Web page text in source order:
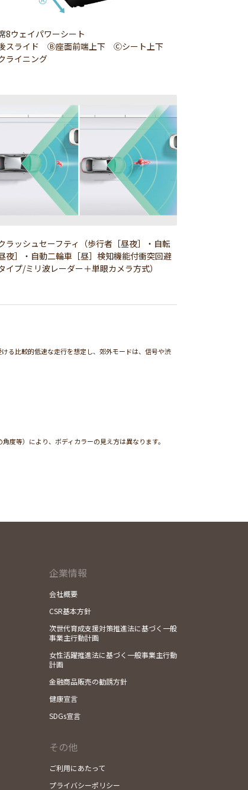
8ウェイパワーシート
スライド Ⓑ座面前端上下 Ⓒシート上下
ライニング
ラッシュセーフティ（歩行者［昼夜］・自転
夜］・自動二輪車［昼］検知機能付衝突回避
イプ/ミリ波レーダー＋単眼カメラ方式）
る比較的低速な走行を想定し、郊外モードは、信号や渋
度等）により、ボディカラーの見え方は異なります。
企業情報
会社概要
CSR基本方針
次世代育成支援対策推進法に基づく一般
事業主行動計画
女性活躍推進法に基づく一般事業主行動
計画
金融商品販売の勧誘方針
健康宣言
SDGs宣言
その他
ご利用にあたって
プライバシーポリシー